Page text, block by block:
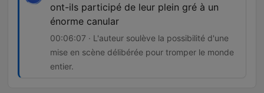
ont-ils participé de leur plein gré à un
énorme canular
00:06:07 · L'auteur soulève la possibilité d'une
mise en scène délibérée pour tromper le monde
entier.